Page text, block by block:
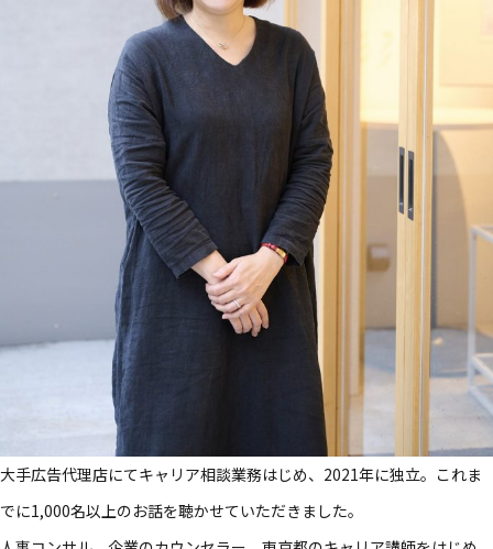
大手​広告代理店にてキャリア相談業務​はじめ、​2021年に​独立。​これま
でに​1,000名以上の​お話を​聴かせていただきました。​